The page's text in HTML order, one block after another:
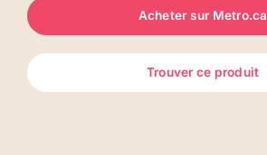
Acheter sur Metro.ca
Trouver ce produit